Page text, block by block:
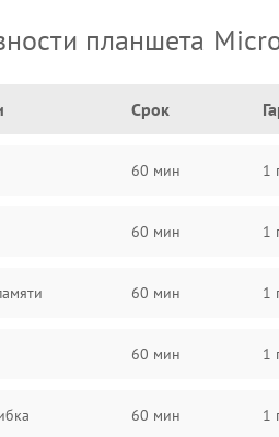
планшета
Срок
60 мин 1
60 мин 1
60 мин 1
60 мин 1
60 мин 1